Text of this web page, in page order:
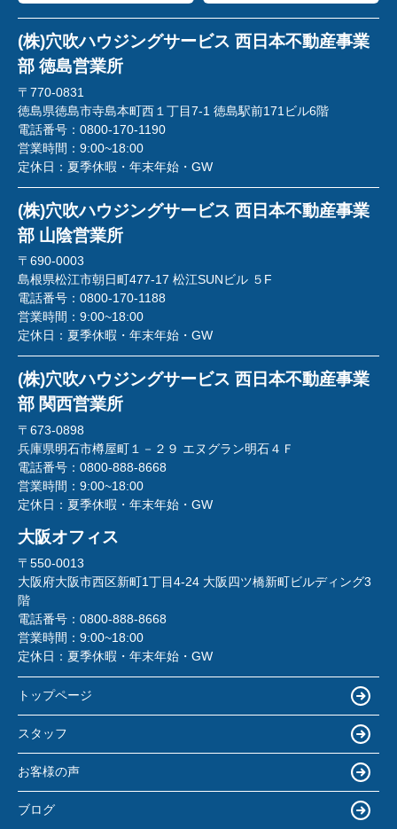
(株)穴吹ハウジングサービス 西日本不動産事業
部 徳島営業所
〒770-0831
徳島県徳島市寺島本町西１丁目7-1 徳島駅前171ビル6階
電話番号： 0800-170-1190
営業時間： 9:00~18:00
定休日： 夏季休暇・年末年始・GW
(株)穴吹ハウジングサービス 西日本不動産事業
部 山陰営業所
〒690-0003
島根県松江市朝日町477-17 松江SUNビル ５F
電話番号： 0800-170-1188
営業時間： 9:00~18:00
定休日： 夏季休暇・年末年始・GW
(株)穴吹ハウジングサービス 西日本不動産事業
部 関西営業所
〒673-0898
兵庫県明石市樽屋町１－２９ エヌグラン明石４Ｆ
電話番号： 0800-888-8668
営業時間： 9:00~18:00
定休日： 夏季休暇・年末年始・GW
大阪オフィス
〒550-0013
大阪府大阪市西区新町1丁目4-24 大阪四ツ橋新町ビルディング3
階
電話番号： 0800-888-8668
営業時間： 9:00~18:00
定休日： 夏季休暇・年末年始・GW
トップページ
スタッフ
お客様の声
ブログ